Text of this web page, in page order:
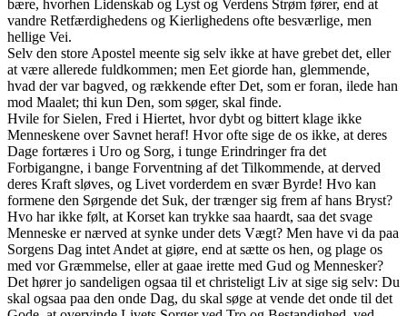
bære, hvorhen Lidenskab og Lyst og Verdens Strøm fører, end at
vandre Retfærdighedens og Kierlighedens ofte besværlige, men
hellige Vei.
Selv den store Apostel meente sig selv ikke at have grebet det, eller
at være allerede fuldkommen; men Eet giorde han, glemmende,
hvad der var bagved, og rækkende efter Det, som er foran, ilede han
mod Maalet; thi kun Den, som søger, skal finde.
Hvile for Sielen, Fred i Hiertet, hvor dybt og bittert klage ikke
Menneskene over Savnet heraf! Hvor ofte sige de os ikke, at deres
Dage fortæres i Uro og Sorg, i tunge Erindringer fra det
Forbigangne, i bange Forventning af det Tilkommende, at derved
deres Kraft sløves, og Livet vorderdem en svær Byrde! Hvo kan
formene den Sørgende det Suk, der trænger sig frem af hans Bryst?
Hvo har ikke følt, at Korset kan trykke saa haardt, saa det svage
Menneske er nærved at synke under dets Vægt? Men have vi da paa
Sorgens Dag intet Andet at giøre, end at sætte os hen, og plage os
med vor Græmmelse, eller at gaae irette med Gud og Mennesker?
Det hører jo sandeligen ogsaa til et christeligt Liv at sige sig selv: Du
skal ogsaa paa den onde Dag, du skal søge at vende det onde til det